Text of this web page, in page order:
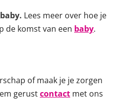
Lees meer over hoe je
de komst van een baby.
of maak je je zorgen
gerustcontact met ons